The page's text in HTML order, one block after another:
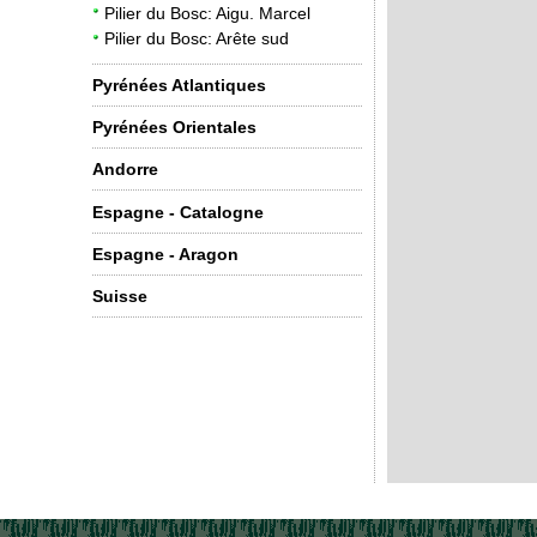
Pilier du Bosc: Aigu. Marcel
Pilier du Bosc: Arête sud
Pyrénées Atlantiques
Pyrénées Orientales
Andorre
Espagne - Catalogne
Espagne - Aragon
Suisse